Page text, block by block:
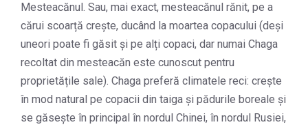
Mesteacănul. Sau, mai exact, mesteacănul rănit, pe a
cărui scoarță crește, ducând la moartea copacului (deși
uneori poate fi găsit și pe alți copaci, dar numai Chaga
recoltat din mesteacăn este cunoscut pentru
proprietățile sale). Chaga preferă climatele reci: crește
în mod natural pe copacii din taiga și pădurile boreale și
se găsește în principal în nordul Chinei, în nordul Rusiei,